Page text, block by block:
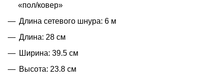
«пол/ковер»
Длина сетевого шнура: 6 м
Длина: 28 см
Ширина: 39.5 см
Высота: 23.8 см